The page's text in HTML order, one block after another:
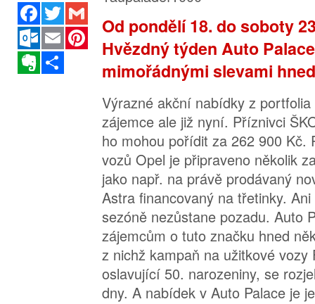
Facebook
Twitter
Outlook.com
Email
Pinterest
Evernote
Od pondělí 18. do soboty
Hvězdný týden Auto
mimořádnými slevami
Výrazné akční nabídky z
zájemce ale již nyní. Příznivci
ho mohou pořídit za 262 900 Kč.
vozů Opel je připraveno několik
jako např. na právě prodávaný
Astra financovaný na třetinky.
sezóně nezůstane pozadu. Auto
zájemcům o tuto značku hned
z nichž kampaň na užitkové vozy
oslavující 50. narozeniny, se
dny. A nabídek v Auto Palace je